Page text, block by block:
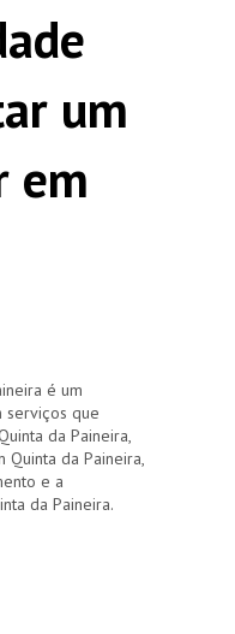
um
em
é um
serviços que
da Paineira,
Quinta da Paineira,
e a
da Paineira.